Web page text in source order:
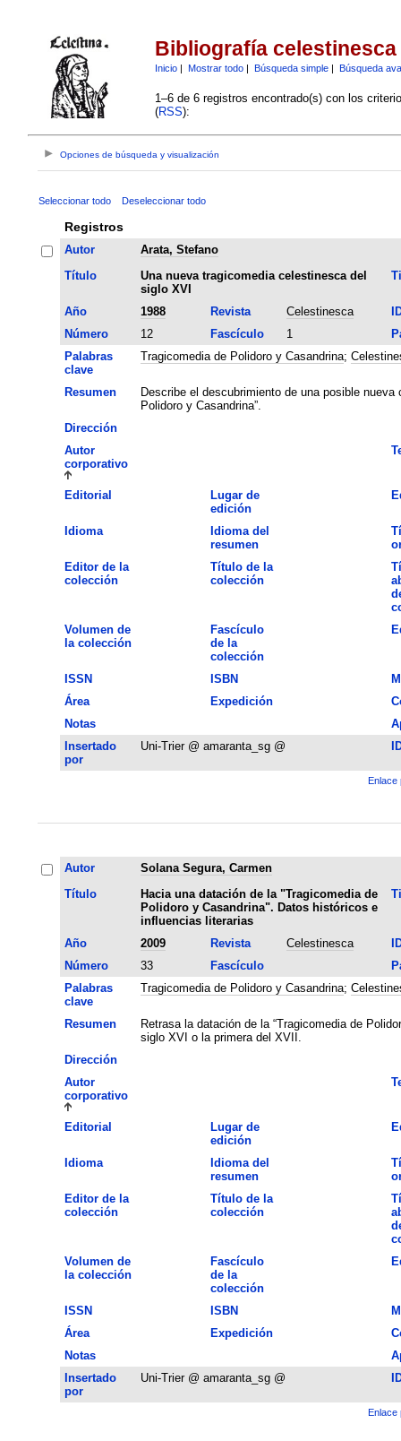
Bibliografía celestinesca
Inicio| Mostrar todo| Búsqueda simple| Búsqueda
1–6 de 6 registros encontrado(s) con los
(RSS):
Opciones de búsqueda y visualización
Seleccionar todo Deseleccionar todo
Registros
Autor
Arata, Stefano
Título
Una nueva tragicomedia celestinesca del
siglo XVI
Año 1988 Revista Celestinesca
Número
12 Fascículo 1
Palabras
clave
Tragicomedia de Polidoro y Casandrina;
Resumen
Describe el descubrimiento de una posible
Polidoro y Casandrina”.
Dirección
Autor
corporativo
Editorial
Lugar de
edición
Idioma
Idioma del
resumen
Editor de la
colección
Título de la
colección
Volumen de
la colección
Fascículo
de la
colección
ISSN ISBN
Área
Expedición
Notas
Insertado
por
Uni-Trier @ amaranta_sg @
Enlace
Autor
Solana Segura, Carmen
Título
Hacia una datación de la "Tragicomedia de
Polidoro y Casandrina". Datos históricos e
influencias literarias
Año 2009 Revista Celestinesca
Número
33 Fascículo
Palabras
clave
Tragicomedia de Polidoro y Casandrina;
Resumen
Retrasa la datación de la “Tragicomedia de
siglo XVI o la primera del XVII.
Dirección
Autor
corporativo
Editorial
Lugar de
edición
Idioma
Idioma del
resumen
Editor de la
colección
Título de la
colección
Volumen de
la colección
Fascículo
de la
colección
ISSN ISBN
Área
Expedición
Notas
Insertado
por
Uni-Trier @ amaranta_sg @
Enlace